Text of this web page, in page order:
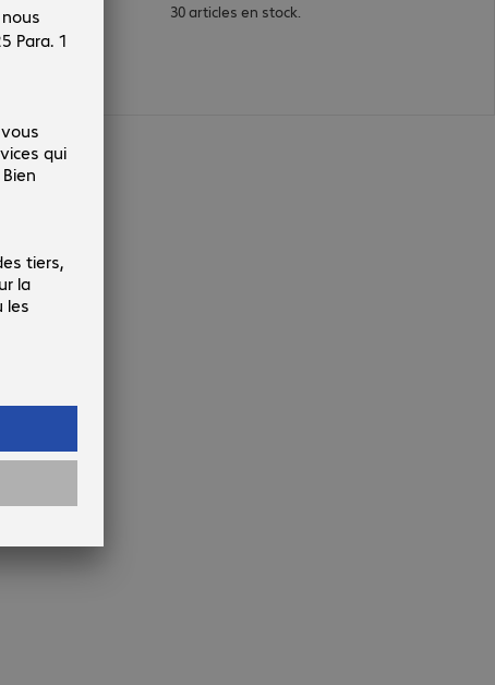
30 articles en stock.